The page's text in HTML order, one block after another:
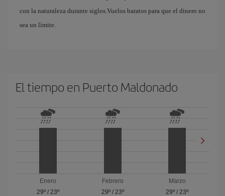
con la naturaleza durante siglos.Vuelos baratos para que el dinero no
sea un límite.
El tiempo en Puerto Maldonado
Enero
29º/ 23º
Febrero
29º/ 23º
Marzo
29º / 23º